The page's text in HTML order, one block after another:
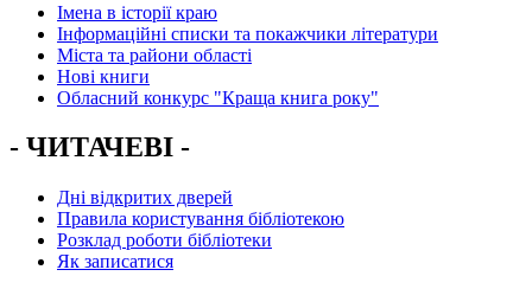
Імена в історії краю
Інформаційні списки та покажчики літератури
Міста та райони області
Нові книги
Обласний конкурс "Краща книга року"
- ЧИТАЧЕВІ -
Дні відкритих дверей
Правила користування бібліотекою
Розклад роботи бібліотеки
Як записатися